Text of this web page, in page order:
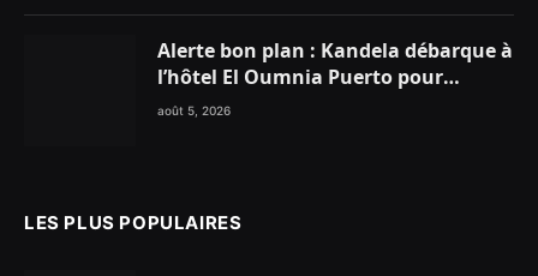
Alerte bon plan : Kandela débarque à
l’hôtel El Oumnia Puerto pour
enflammer le Chiringuito Malibu
août 5, 2026
LES PLUS POPULAIRES